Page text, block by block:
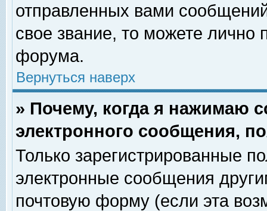
отправленных вами
свое звание, то можете лично
форума.
Вернуться наверх
» Почему, когда я нажимаю
электронного сообщения,
Только зарегистрированные
электронные сообщения
почтовую форму (если эта